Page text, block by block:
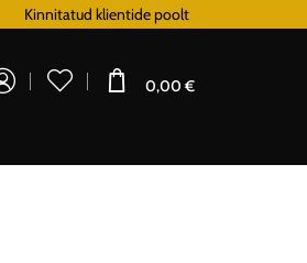
Kinnitatud klientide poolt
0,00 €